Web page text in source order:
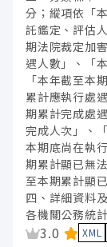
服務分類
格式
標籤
授權
分；縱項依「
託鑑定、評估
期法院裁定加
遇人數」、「
「本年截至本
累計應執行處
期累計完成處
完成人次」、
本期底尚在執
期累計顯已無
至本期累計顯
四、詳細資料
各機關公務統
資料集評
3.0 XML